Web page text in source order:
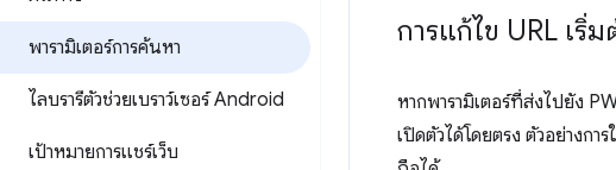
พารามิเตอร์การค้นหา
ไลบรารีตัวช่วยเบราว์เซอร์ Android
เป้าหมายการแชร์เว็บ
การแก้ไข URL เริ่
หากพารามิเตอร์ที่ส่งไปยัง
เปิดตัวได้โดยตรง ตัวอย่างก